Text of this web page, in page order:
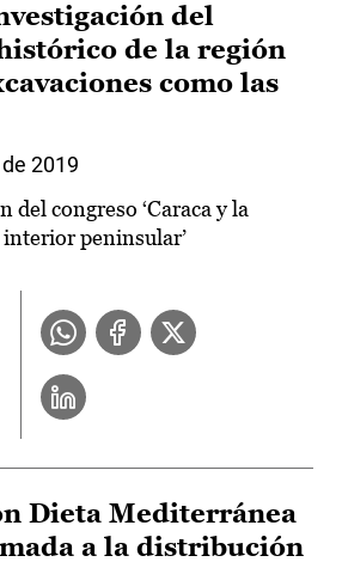
del
de la región
como las
2019
del congreso ‘Caraca y la
peninsular’
Dieta Mediterránea
a la distribución